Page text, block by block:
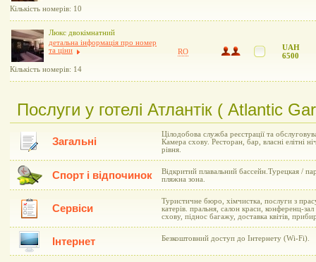
Кількість номерів: 10
Люкс двокімнатний
детальна інформація про номер
та ціни
Кількість номерів: 14
RO
UAH
6500
Послуги у готелі Атлантік ( Atlantic
Загальні
Цілодобова служба реєстрації та
Камера схову. Ресторан, бар, власні елітні
рівня.
Спорт і відпочинок
Відкритий плавальний бассейн.Турецкая /
пляжна зона.
Сервіси
Туристичне бюро, хімчистка, послуги з
катерів. пральня, салон краси, конференц-
схову, піднос багажу, доставка квітів,
Інтернет Безкоштовний доступ до Інтернету (Wi-Fi).